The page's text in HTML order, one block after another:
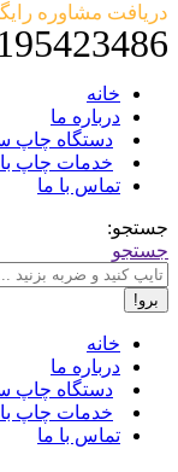
دریافت مشاوره
خانه
درباره ما
دستگاه چاپ
خدمات چاپ
تماس با ما
جستجو:
جستجو
خانه
درباره ما
دستگاه چاپ
خدمات چاپ
تماس با ما